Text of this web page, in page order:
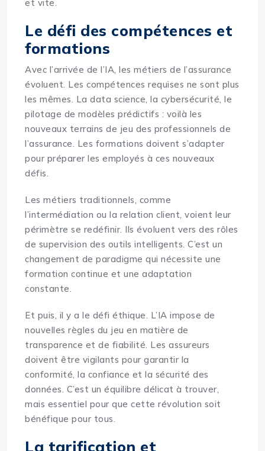
et vite.
Le défi des compétences et
formations
Avec l’arrivée de l’IA, les métiers de l’assurance
évoluent. Les compétences requises ne sont plus
les mêmes. La data science, la cybersécurité, le
pilotage de modèles prédictifs : voilà les
nouveaux terrains de jeu des professionnels de
l’assurance. Les formations doivent s’adapter
pour préparer les employés à ces nouveaux
défis.
Les métiers traditionnels, comme
l’intermédiation ou la relation client, voient leur
périmètre se redéfinir. Ils évoluent vers des rôles
de supervision des outils intelligents. C’est un
changement de paradigme qui nécessite une
formation continue et une adaptation
constante.
Et puis, il y a le défi éthique. L’IA impose de
nouvelles règles du jeu en matière de
transparence et de fiabilité. Les assureurs
doivent être vigilants pour garantir la
conformité, la confiance et la sécurité des
données. C’est un équilibre délicat à trouver,
mais essentiel pour que cette révolution soit
bénéfique pour tous.
La tarification et